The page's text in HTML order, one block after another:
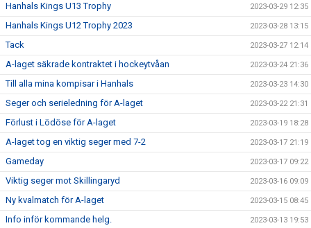
Hanhals Kings U13 Trophy 2023-03-29 12:35
Hanhals Kings U12 Trophy 2023 2023-03-28 13:15
Tack 2023-03-27 12:14
A-laget säkrade kontraktet i hockeytvåan 2023-03-24 21:36
Till alla mina kompisar i Hanhals 2023-03-23 14:30
Seger och serieledning för A-laget 2023-03-22 21:31
Förlust i Lödöse för A-laget 2023-03-19 18:28
A-laget tog en viktig seger med 7-2 2023-03-17 21:19
Gameday 2023-03-17 09:22
Viktig seger mot Skillingaryd 2023-03-16 09:09
Ny kvalmatch för A-laget 2023-03-15 08:45
Info inför kommande helg. 2023-03-13 19:53